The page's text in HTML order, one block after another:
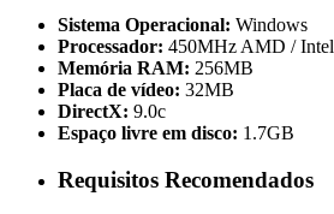
Sistema Operacional: Windows
Processador: 450MHz AMD / Intel
Memória RAM: 256MB
Placa de vídeo: 32MB
DirectX: 9.0c
Espaço livre em disco: 1.7GB
Requisitos Recomendados